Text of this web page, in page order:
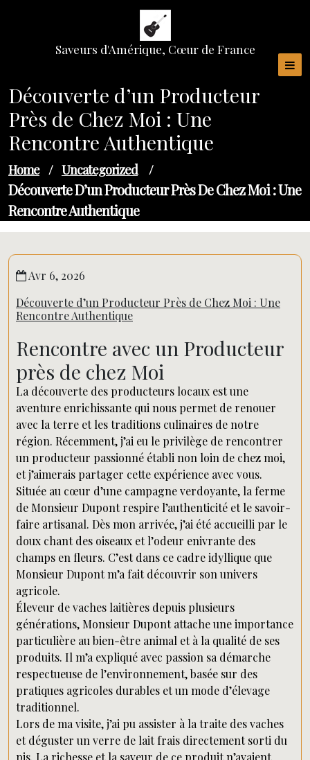
Saveurs d'Amérique, Cœur de France
Découverte d’un Producteur
Près de Chez Moi : Une
Rencontre Authentique
Home / Uncategorized /
Découverte D’un Producteur Près De Chez Moi : Une
Rencontre Authentique
Avr 6, 2026
Découverte d’un Producteur Près de Chez Moi : Une
Rencontre Authentique
Rencontre avec un Producteur
près de chez Moi
La découverte des producteurs locaux est une
aventure enrichissante qui nous permet de renouer
avec la terre et les traditions culinaires de notre
région. Récemment, j’ai eu le privilège de rencontrer
un producteur passionné établi non loin de chez moi,
et j’aimerais partager cette expérience avec vous.
Située au cœur d’une campagne verdoyante, la ferme
de Monsieur Dupont respire l’authenticité et le savoir-
faire artisanal. Dès mon arrivée, j’ai été accueilli par le
doux chant des oiseaux et l’odeur enivrante des
champs en fleurs. C’est dans ce cadre idyllique que
Monsieur Dupont m’a fait découvrir son univers
agricole.
Éleveur de vaches laitières depuis plusieurs
générations, Monsieur Dupont attache une importance
particulière au bien-être animal et à la qualité de ses
produits. Il m’a expliqué avec passion sa démarche
respectueuse de l’environnement, basée sur des
pratiques agricoles durables et un mode d’élevage
traditionnel.
Lors de ma visite, j’ai pu assister à la traite des vaches
et déguster un verre de lait frais directement sorti du
pis. La richesse et la saveur de ce produit n’avaient